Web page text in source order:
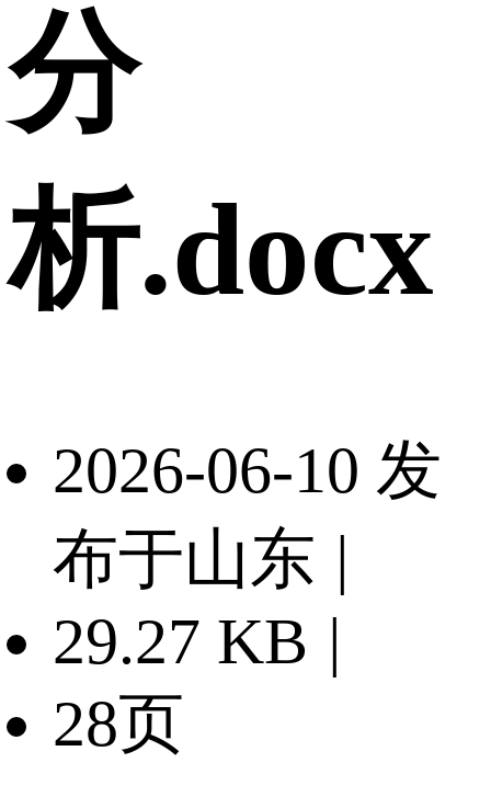
分
析.docx
2026-06-10 发
布于山东 |
29.27 KB |
28页